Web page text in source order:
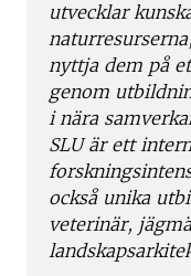
utvecklar
nyttja dem på
genom
i nära
SLU är ett
också unika
veterinär,